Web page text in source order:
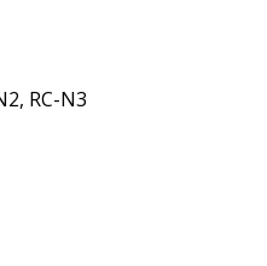
RC-N3